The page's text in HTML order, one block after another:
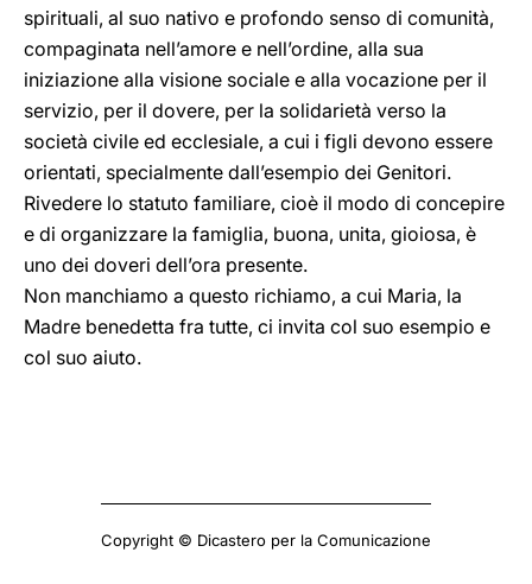
spirituali, al suo nativo e profondo senso di comunità,
compaginata nell’amore e nell’ordine, alla sua
iniziazione alla visione sociale e alla vocazione per il
servizio, per il dovere, per la solidarietà verso la
società civile ed ecclesiale, a cui i figli devono essere
orientati, specialmente dall’esempio dei Genitori.
Rivedere lo statuto familiare, cioè il modo di concepire
e di organizzare la famiglia, buona, unita, gioiosa, è
uno dei doveri dell’ora presente.
Non manchiamo a questo richiamo, a cui Maria, la
Madre benedetta fra tutte, ci invita col suo esempio e
col suo aiuto.
Copyright © Dicastero per la Comunicazione